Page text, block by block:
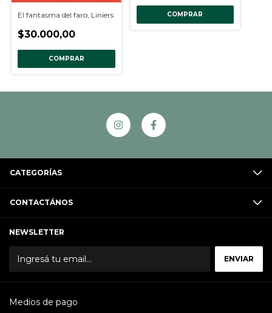
El fantasma del faro, Liniers
$30.000,00
COMPRAR
COMPRAR
CATEGORÍAS
CONTACTÁNOS
NEWSLETTER
Medios de pago